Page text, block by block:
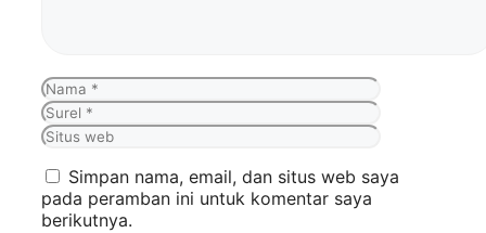
Nama
Simpan nama, email, dan situs web saya
pada peramban ini untuk komentar saya
berikutnya.